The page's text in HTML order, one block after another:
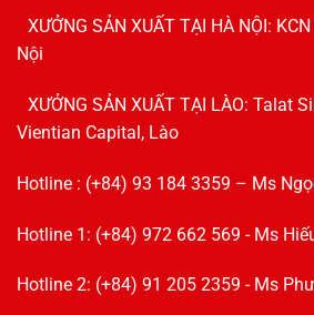
XƯỞNG SẢN XUẤT TẠI HÀ NỘI:
Nội
XƯỞNG SẢN XUẤT TẠI LÀO: Talat
Vientian Capital, Lào
Hotline : (+84) 93 184 3359 – Ms
Hotline 1: (+84) 972 662 569 - Ms
Hotline 2: (+84) 91 205 2359 - Ms